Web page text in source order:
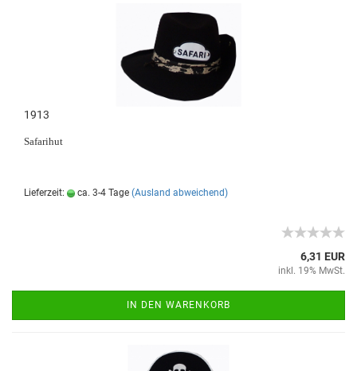
1913
Safarihut
Lieferzeit: ca. 3-4 Tage (Ausland abweichend)
6,31 EUR
inkl. 19% MwSt.
IN DEN WARENKORB